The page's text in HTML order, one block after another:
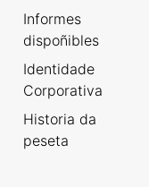
Informes
dispoñibles
Identidade
Corporativa
Historia da
peseta